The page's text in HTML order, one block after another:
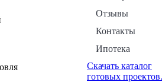
Отзывы
Контакты
Ипотека
Скачать каталог
готовых